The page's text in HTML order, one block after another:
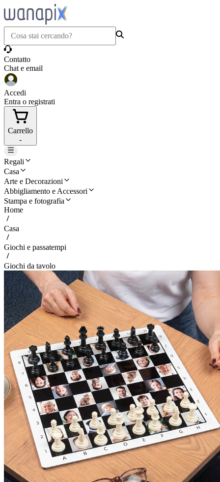
Contatto
Chat e email
Accedi
Entra o registrati
Carrello
-
Regali
Casa
Arte e Decorazioni
Abbigliamento e Accessori
Stampa e fotografia
Home
Casa
Giochi e passatempi
Giochi da tavolo